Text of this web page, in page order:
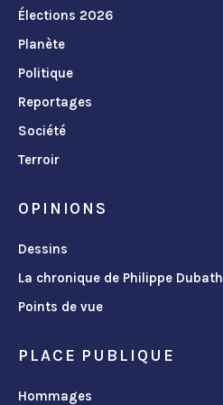
Élections 2026
Planète
Politique
Reportages
Société
Terroir
OPINIONS
Dessins
La chronique de Philippe Dubath
Points de vue
PLACE PUBLIQUE
Hommages